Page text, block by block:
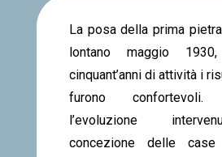
La posa della prima
lontano maggio
cinquant’anni di attività i
furono
l’evoluzione
concezione delle